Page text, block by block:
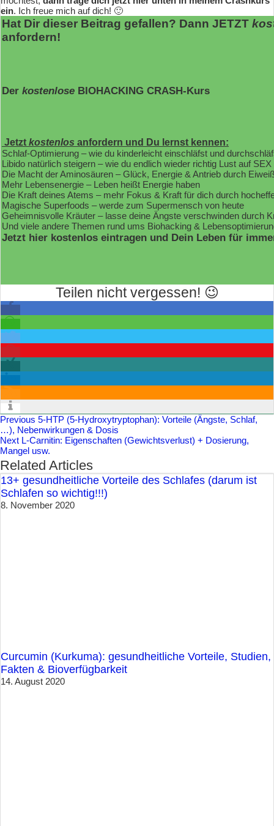
ein. Ich freue mich auf dich! 🙂
Hat Dir dieser Beitrag gefallen? Dann JETZT
anfordern!
Der kostenlose BIOHACKING CRASH-Kurs
Jetzt kostenlos anfordern und Du lernst kennen:
Schlaf-Optimierung – wie du kinderleicht einschläfst und
Libido natürlich steigern – wie du endlich wieder richtig Lust auf
Die Macht der Aminosäuren – Glück, Energie & Antrieb durch
Mehr Lebensenergie – Leben heißt Energie haben
Die Kraft deines Atems – mehr Fokus & Kraft für dich durch
Magische Superfoods – werde zum Supermensch von heute
Geheimnisvolle Kräuter – lasse deine Ängste verschwinden durch
Und viele andere Themen rund ums Biohacking &
Jetzt hier kostenlos eintragen und Dein Leben für
Teilen nicht vergessen! 😉
Previous 5-HTP (5-Hydroxytryptophan): Vorteile (Ängste, Schlaf,
…), Nebenwirkungen & Dosis
Next L-Carnitin: Eigenschaften (Gewichtsverlust) + Dosierung,
Mangel usw.
Related Articles
13+ gesundheitliche Vorteile des Schlafes (darum ist
Schlafen so wichtig!!!)
8. November 2020
Curcumin (Kurkuma): gesundheitliche Vorteile, Studien,
Fakten & Bioverfügbarkeit
14. August 2020